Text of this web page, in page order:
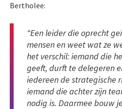
Bertholee:
“Een leider die oprecht
mensen en weet wat ze
het verschil: iemand die
geeft, durft te delegeren
iedereen de strategische
iemand die achter zijn
nodig is. Daarmee bouw